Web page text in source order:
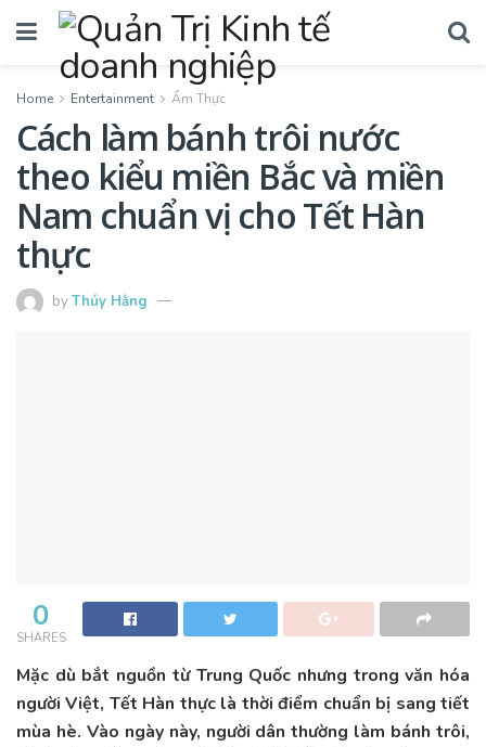
Home Entertainment Ẩm Thực
Cách làm bánh trôi nước
theo kiểu miền Bắc và miền
Nam chuẩn vị cho Tết Hàn
thực
byThúy Hằng
0
SHARES
Mặc dù bắt nguồn từ Trung Quốc nhưng trong văn hóa
người Việt, Tết Hàn thực là thời điểm chuẩn bị sang tiết
mùa hè. Vào ngày này, người dân thường làm bánh trôi,